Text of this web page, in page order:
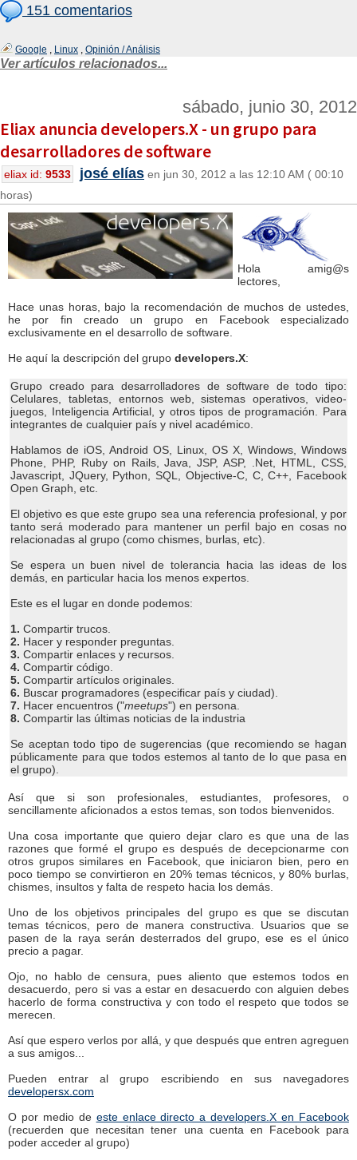
151 comentarios
Google , Linux , Opinión / Análisis
Ver artículos relacionados...
sábado, junio 30, 2012
Eliax anuncia developers.X - un grupo para
desarrolladores de software
eliax id: 9533 josé elías en jun 30, 2012 a las 12:10 AM ( 00:10
horas)
Hola amig@s
lectores,
Hace unas horas, bajo la recomendación de muchos de ustedes,
he por fin creado un grupo en Facebook especializado
exclusivamente en el desarrollo de software.
He aquí la descripción del grupo developers.X:
Grupo creado para desarrolladores de software de todo tipo:
Celulares, tabletas, entornos web, sistemas operativos, video-
juegos, Inteligencia Artificial, y otros tipos de programación. Para
integrantes de cualquier país y nivel académico.
Hablamos de iOS, Android OS, Linux, OS X, Windows, Windows
Phone, PHP, Ruby on Rails, Java, JSP, ASP, .Net, HTML, CSS,
Javascript, JQuery, Python, SQL, Objective-C, C, C++, Facebook
Open Graph, etc.
El objetivo es que este grupo sea una referencia profesional, y por
tanto será moderado para mantener un perfil bajo en cosas no
relacionadas al grupo (como chismes, burlas, etc).
Se espera un buen nivel de tolerancia hacia las ideas de los
demás, en particular hacia los menos expertos.
Este es el lugar en donde podemos:
1. Compartir trucos.
2. Hacer y responder preguntas.
3. Compartir enlaces y recursos.
4. Compartir código.
5. Compartir artículos originales.
6. Buscar programadores (especificar país y ciudad).
7. Hacer encuentros ("meetups") en persona.
8. Compartir las últimas noticias de la industria
Se aceptan todo tipo de sugerencias (que recomiendo se hagan
públicamente para que todos estemos al tanto de lo que pasa en
el grupo).
Así que si son profesionales, estudiantes, profesores, o
sencillamente aficionados a estos temas, son todos bienvenidos.
Una cosa importante que quiero dejar claro es que una de las
razones que formé el grupo es después de decepcionarme con
otros grupos similares en Facebook, que iniciaron bien, pero en
poco tiempo se convirtieron en 20% temas técnicos, y 80% burlas,
chismes, insultos y falta de respeto hacia los demás.
Uno de los objetivos principales del grupo es que se discutan
temas técnicos, pero de manera constructiva. Usuarios que se
pasen de la raya serán desterrados del grupo, ese es el único
precio a pagar.
Ojo, no hablo de censura, pues aliento que estemos todos en
desacuerdo, pero si vas a estar en desacuerdo con alguien debes
hacerlo de forma constructiva y con todo el respeto que todos se
merecen.
Así que espero verlos por allá, y que después que entren agreguen
a sus amigos...
Pueden entrar al grupo escribiendo en sus navegadores
developersx.com
O por medio de este enlace directo a developers.X en Facebook
(recuerden que necesitan tener una cuenta en Facebook para
poder acceder al grupo)